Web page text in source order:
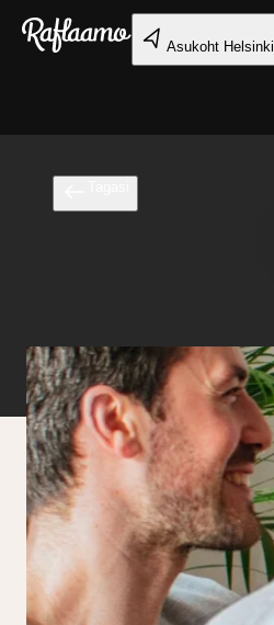
Liigu peamise sisu juurde
Asukoht Helsinki